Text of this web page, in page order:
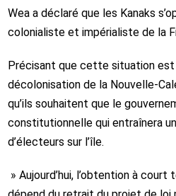
Wea a déclaré que les Kanaks
colonialiste et impérialiste de la
Précisant que cette situation
décolonisation de la Nouvelle-
qu’ils souhaitent que le
constitutionnelle qui entraînera
d’électeurs sur l’île.
» Aujourd’hui, l’obtention à